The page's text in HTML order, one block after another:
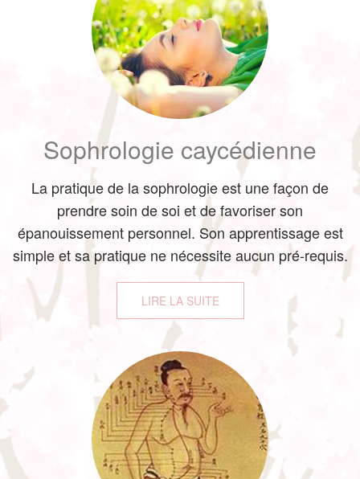
Sophrologie caycédienne
La pratique de la sophrologie est une façon de
prendre soin de soi et de favoriser son
épanouissement personnel. Son apprentissage est
simple et sa pratique ne nécessite aucun pré-requis.
LIRE LA SUITE